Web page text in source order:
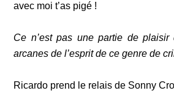
avec moi t’as pigé !
Ce n’est pas une partie de
arcanes de l’esprit de ce genre de
Ricardo prend le relais de Sonny